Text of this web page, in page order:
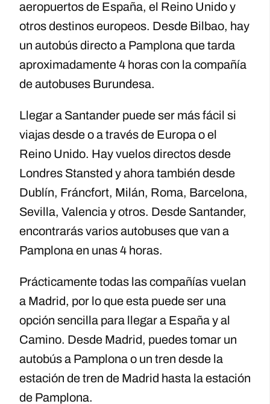
aeropuertos de España, el Reino Unido y
otros destinos europeos. Desde Bilbao, hay
un autobús directo a Pamplona que tarda
aproximadamente 4 horas con la compañía
de autobuses Burundesa.
Llegar a Santander puede ser más fácil si
viajas desde o a través de Europa o el
Reino Unido. Hay vuelos directos desde
Londres Stansted y ahora también desde
Dublín, Fráncfort, Milán, Roma, Barcelona,
Sevilla, Valencia y otros. Desde Santander,
encontrarás varios autobuses que van a
Pamplona en unas 4 horas.
Prácticamente todas las compañías vuelan
a Madrid, por lo que esta puede ser una
opción sencilla para llegar a España y al
Camino. Desde Madrid, puedes tomar un
autobús a Pamplona o un tren desde la
estación de tren de Madrid hasta la estación
de Pamplona.